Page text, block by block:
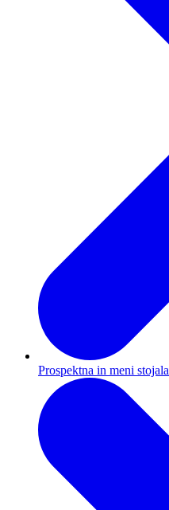
Prospektna in meni stojala